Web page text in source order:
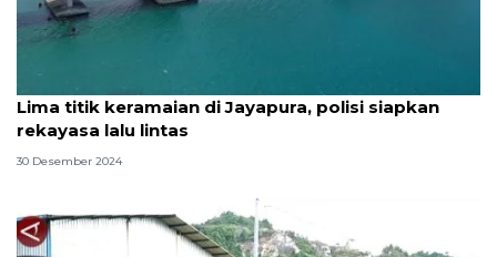
Lima titik keramaian di Jayapura, polisi siapkan
rekayasa lalu lintas
30 Desember 2024